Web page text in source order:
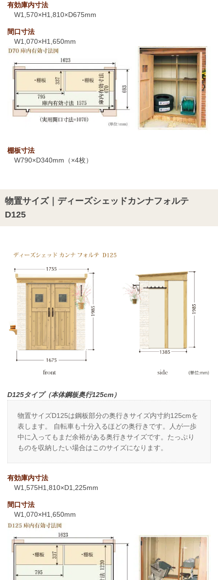
有効庫内寸法
W1,570×H1,810×D675mm
間口寸法
W1,070×H1,650mm
棚板寸法
W790×D340mm（×4枚）
物置サイズ｜ディーズシェッドカンナフォルテ
D125
D125タイプ（本体鋼板奥行125cm）
物置サイズD125は鋼板部分の奥行きサイズ内寸約125cmを
表します。 自転車も十分入るほどの奥行きです。人が一歩
中に入ってもまだ余裕がある奥行きサイズです。たっぷり
ものを収納したい場合はこのサイズになります。
有効庫内寸法
W1,575H1,810×D1,225mm
間口寸法
W1,070×H1,650mm